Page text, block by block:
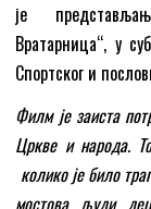
је
Вратарница“, у
Спортског и
Филм је заиста
Цркве и народа.
колико је било